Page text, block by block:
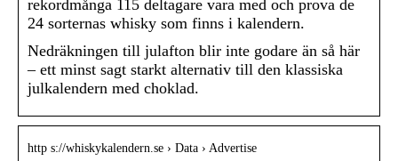
rekordmånga 115 deltagare vara med och prova de
24 sorternas whisky som finns i kalendern.
Nedräkningen till julafton blir inte godare än så här
– ett minst sagt starkt alternativ till den klassiska
julkalendern med choklad.
http s://whiskykalendern.se › Data › Advertise